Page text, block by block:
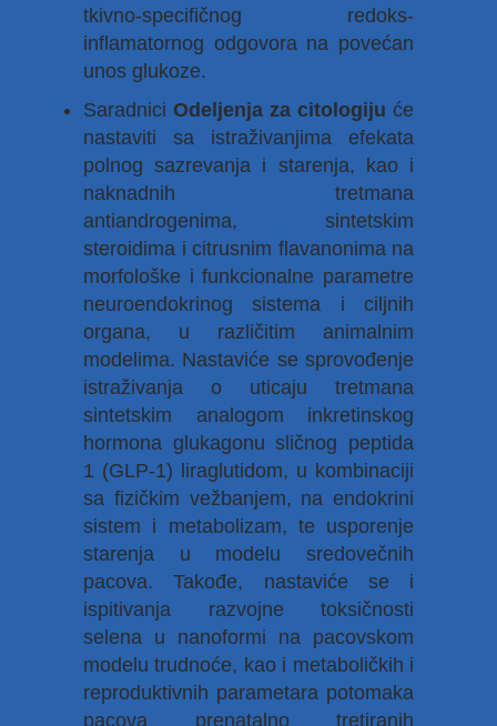
tkivno-specifičnog redoks-
inflamatornog odgovora na povećan
unos glukoze.
Saradnici Odeljenja za citologiju će
nastaviti sa istraživanjima efekata
polnog sazrevanja i starenja, kao i
naknadnih tretmana
antiandrogenima, sintetskim
steroidima i citrusnim flavanonima na
morfološke i funkcionalne parametre
neuroendokrinog sistema i ciljnih
organa, u različitim animalnim
modelima. Nastaviće se sprovođenje
istraživanja o uticaju tretmana
sintetskim analogom inkretinskog
hormona glukagonu sličnog peptida
1 (GLP-1) liraglutidom, u kombinaciji
sa fizičkim vežbanjem, na endokrini
sistem i metabolizam, te usporenje
starenja u modelu sredovečnih
pacova. Takođe, nastaviće se i
ispitivanja razvojne toksičnosti
selena u nanoformi na pacovskom
modelu trudnoće, kao i metaboličkih i
reproduktivnih parametara potomaka
pacova prenatalno tretiranih